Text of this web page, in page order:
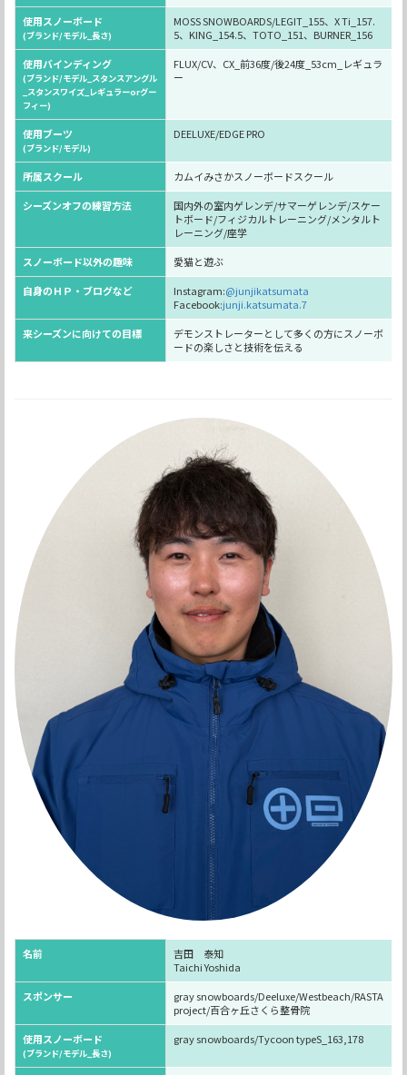
使用スノーボード
(ブランド/モデル_長さ)
MOSS SNOWBOARDS/LEGIT_155、X Ti_157.
5、KING_154.5、TOTO_151、BURNER_156
使用バインディング
(ブランド/モデル_スタンスアングル
_スタンスワイズ_レギュラーorグー
フィー)
FLUX/CV、CX_前36度/後24度_53cm_レギュラ
ー
使用ブーツ
(ブランド/モデル)
DEELUXE/EDGE PRO
所属スクール
カムイみさかスノーボードスクール
シーズンオフの練習方法
国内外の室内ゲレンデ/サマーゲレンデ/スケー
トボード/フィジカルトレーニング/メンタルト
レーニング/座学
スノーボード以外の趣味
愛猫と遊ぶ
自身のＨＰ・ブログなど
Instagram:@junjikatsumata
Facebook:junji.katsumata.7
来シーズンに向けての目標
デモンストレーターとして多くの方にスノーボ
ードの楽しさと技術を伝える
名前
吉田 泰知
Taichi Yoshida
スポンサー
gray snowboards/Deeluxe/Westbeach/RASTA
project/百合ヶ丘さくら整骨院
使用スノーボード
(ブランド/モデル_長さ)
gray snowboards/Tycoon typeS_163,178